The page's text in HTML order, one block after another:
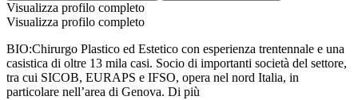
Visualizza profilo completo
Visualizza profilo completo
BIO:Chirurgo Plastico ed Estetico con esperienza trentennale e una
casistica di oltre 13 mila casi. Socio di importanti società del settore,
tra cui SICOB, EURAPS e IFSO, opera nel nord Italia, in
particolare nell’area di Genova. Di più